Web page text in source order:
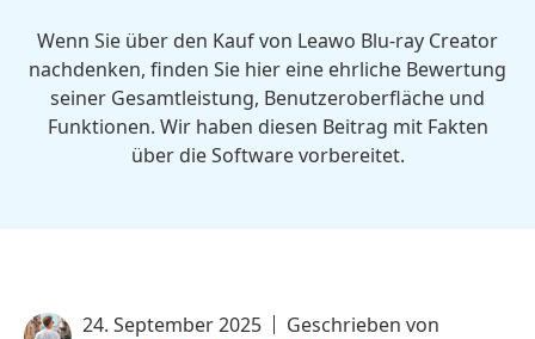
Wenn Sie über den Kauf von Leawo Blu-ray Creator
nachdenken, finden Sie hier eine ehrliche Bewertung
seiner Gesamtleistung, Benutzeroberfläche und
Funktionen. Wir haben diesen Beitrag mit Fakten
über die Software vorbereitet.
24. September 2025
Geschrieben von